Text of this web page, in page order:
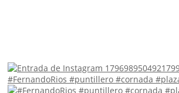
#FernandoRios #puntillero #cornada